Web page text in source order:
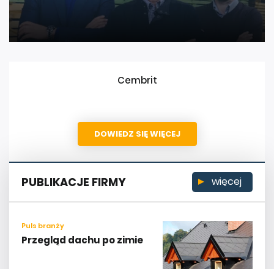
Cembrit
DOWIEDZ SIĘ WIĘCEJ
PUBLIKACJE FIRMY więcej
Puls branży
Przegląd dachu po zimie